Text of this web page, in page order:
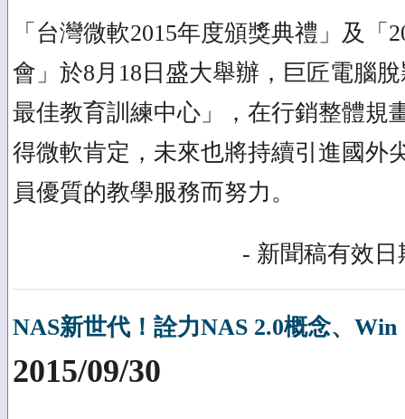
「台灣微軟2015年度頒獎典禮」及「
會」於8月18日盛大舉辦，巨匠電腦
最佳教育訓練中心」，在行銷整體規
得微軟肯定，未來也將持續引進國外
員優質的教學服務而努力。
- 新聞稿有效日
NAS新世代！詮力NAS 2.0概念、Win
2015/09/30